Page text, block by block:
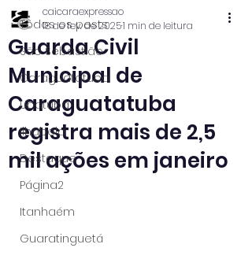
Todos os posts
São Sebastião
Caraguatatuba
Ubatuba
Ilhabela
Destaque
Página2
Itanhaém
Guaratinguetá
Guarda Civil
Municipal de
Caraguatatuba
registra mais de 2,5
mil ações em janeiro
caicaraexpressao
18 de fev. de 20251 min de leitura